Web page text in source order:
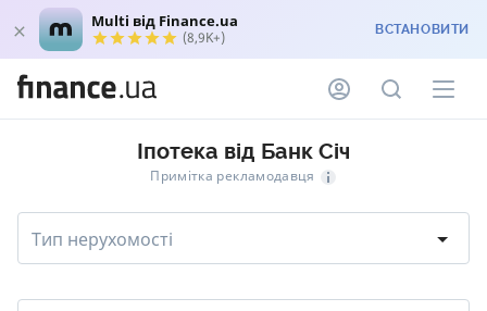
Multi від Finance.ua
(8,9K+) ВСТАНОВИТИ
Іпотека від Банк Січ
Примітка рекламодавця
Тип нерухомості